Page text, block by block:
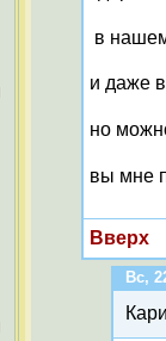
в
и даже
но
вы мне
Вверх
Вс,